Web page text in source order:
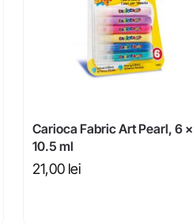
Carioca Fabric Art Pearl, 6 x
10.5 ml
21,00 lei